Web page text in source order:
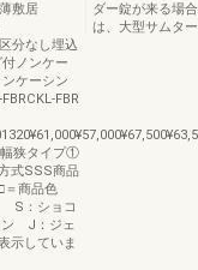
敷居
分なし埋込
ノンケー
ケーシン
FBR
幅狭タイプ①
式SSS商品
商品色
S：ショコ
ン J：ジェ
示していま
ダー錠が来る場
は、大型サムタ